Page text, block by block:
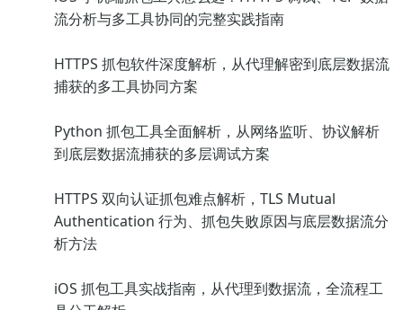
流分析与多工具协同的完整实践指南
HTTPS 抓包软件深度解析，从代理解密到底层数据流
捕获的多工具协同方案
Python 抓包工具全面解析，从网络监听、协议解析
到底层数据流捕获的多层调试方案
HTTPS 双向认证抓包难点解析，TLS Mutual
Authentication 行为、抓包失败原因与底层数据流分
析方法
iOS 抓包工具实战指南，从代理到数据流，全流程工